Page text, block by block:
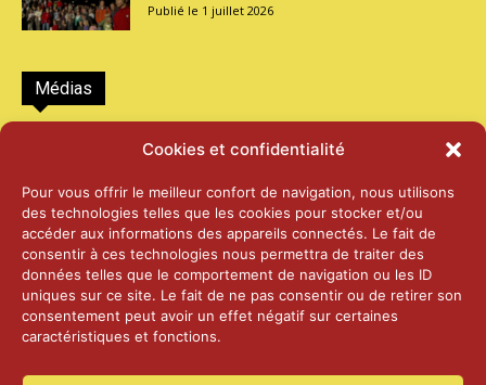
Cookies et confidentialité
Pour vous offrir le meilleur confort de navigation, nous utilisons
des technologies telles que les cookies pour stocker et/ou
accéder aux informations des appareils connectés. Le fait de
consentir à ces technologies nous permettra de traiter des
données telles que le comportement de navigation ou les ID
uniques sur ce site. Le fait de ne pas consentir ou de retirer son
consentement peut avoir un effet négatif sur certaines
caractéristiques et fonctions.
1 juillet 2026
Médias
2026 – Laiterie d’Orsières et Abbaye de St-
25 juin 2026
2025 – Palais Fédéral – Berne
25 juin 2026
14 janvier 2025